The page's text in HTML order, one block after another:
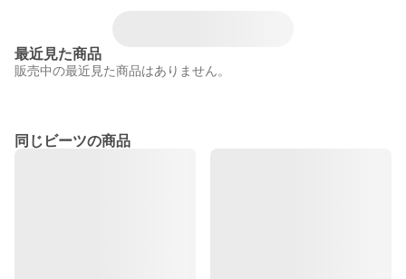
最近見た商品
販売中の最近見た商品はありません。
同じビーツの商品